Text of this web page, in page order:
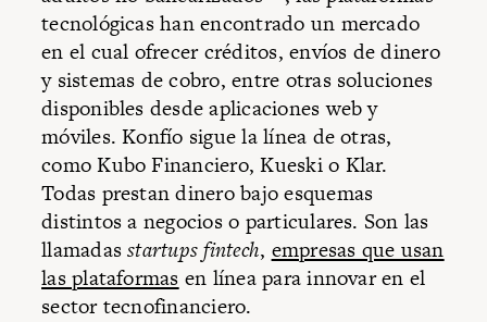
tecnológicas han encontrado un mercado
en el cual ofrecer créditos, envíos de dinero
y sistemas de cobro, entre otras soluciones
disponibles desde aplicaciones web y
móviles. Konfío sigue la línea de otras,
como Kubo Financiero, Kueski o Klar.
Todas prestan dinero bajo esquemas
distintos a negocios o particulares. Son las
llamadasstartups fintech, empresas que usan
las plataformas en línea para innovar en el
sector tecnofinanciero.